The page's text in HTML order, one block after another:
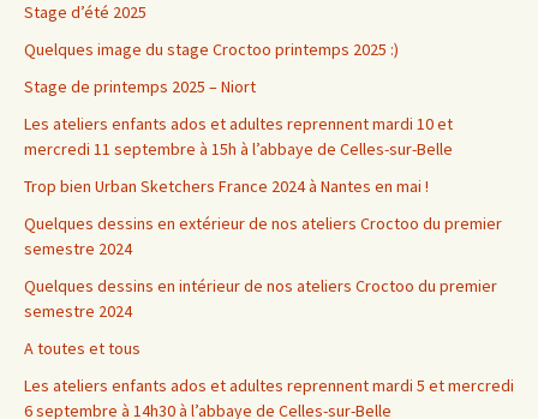
Stage d’été 2025
Quelques image du stage Croctoo printemps 2025 :)
Stage de printemps 2025 – Niort
Les ateliers enfants ados et adultes reprennent mardi 10 et
mercredi 11 septembre à 15h à l’abbaye de Celles-sur-Belle
Trop bien Urban Sketchers France 2024 à Nantes en mai !
Quelques dessins en extérieur de nos ateliers Croctoo du premier
semestre 2024
Quelques dessins en intérieur de nos ateliers Croctoo du premier
semestre 2024
A toutes et tous
Les ateliers enfants ados et adultes reprennent mardi 5 et mercredi
6 septembre à 14h30 à l’abbaye de Celles-sur-Belle